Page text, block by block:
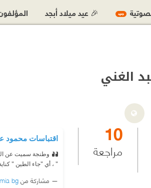
الغني
10
مراجعة
اقتباسات محمود
وطنجة سميت عن
" ، أي "جاء الطين "
مشاركة منbg
جديد 🎉 عيد ميلاد أبجد